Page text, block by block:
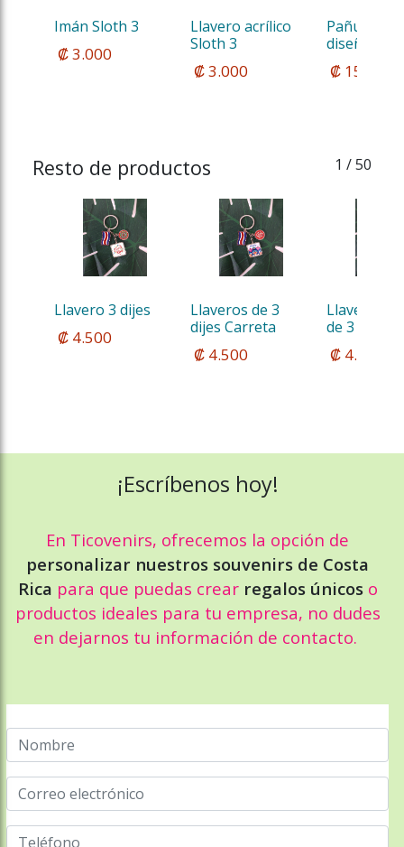
Imán Sloth 3
₡ 3.000
Llavero acrílico
Sloth 3
₡ 3.000
Pañuelo
diseños de
₡ 15.000
Resto de productos 1 / 50
Llavero 3 dijes
₡ 4.500
Llaveros de 3
dijes Carreta
₡ 4.500
Llavero
de 3 dijes
₡ 4.500
¡Escríbenos hoy!
En Ticovenirs, ofrecemos la opción de
personalizar nuestros souvenirs de Costa
Rica para que puedas crear regalos únicos o
productos ideales para tu empresa, no dudes
en dejarnos tu información de contacto.